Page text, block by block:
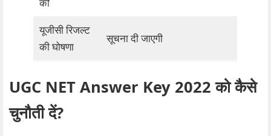
की
यूजीसी रिजल्ट
की घोषणा
सूचना दी जाएगी
UGC NET Answer Key 2022 को कैसे
चुनौती दें?